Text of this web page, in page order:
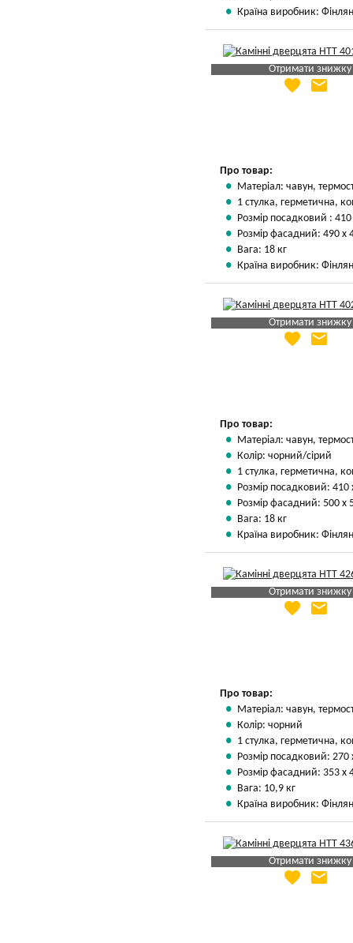
Країна виробник:
Отримати знижку
Яка Ваша ціна
favorite email
Про товар:
Матеріал: чавун,
1 стулка, герметична,
Розмір посадковий :
Розмір фасадний: 490 х
Вага: 18 кг
Країна виробник:
Отримати знижку
Яка Ваша ціна
favorite email
Про товар:
Матеріал: чавун,
Колір: чорний/сірий
1 стулка, герметична,
Розмір посадковий:
Розмір фасадний: 500 х
Вага: 18 кг
Країна виробник:
Отримати знижку
Яка Ваша ціна
favorite email
Про товар:
Матеріал: чавун,
Колір: чорний
1 стулка, герметична,
Розмір посадковий:
Розмір фасадний: 353 х
Вага: 10,9 кг
Країна виробник:
Отримати знижку
Яка Ваша ціна
favorite email